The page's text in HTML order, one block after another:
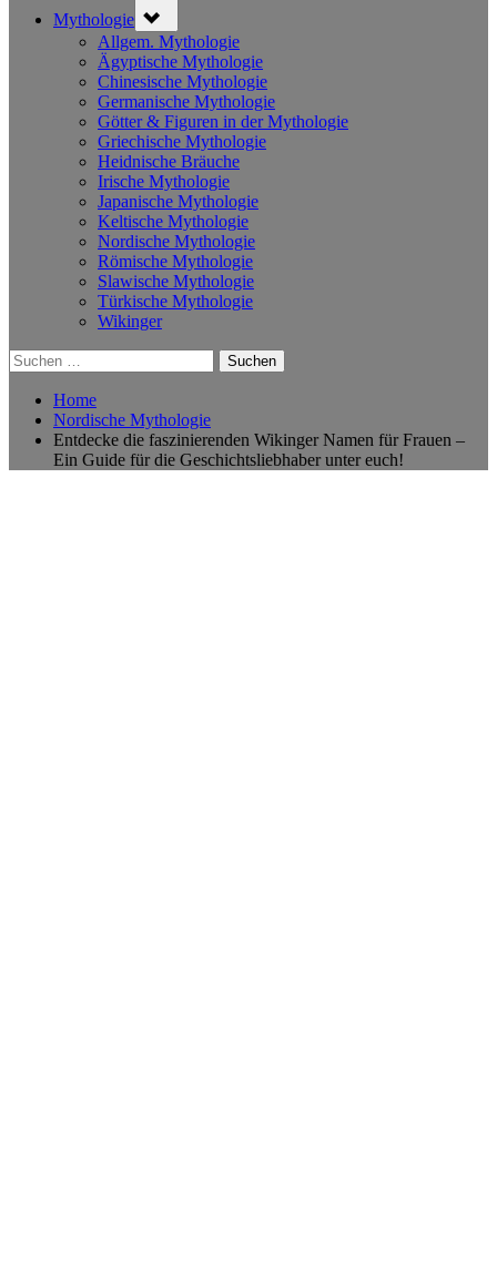
Mythologie sub-
menu
Allgem. Mythologie
Ägyptische Mythologie
Chinesische Mythologie
Germanische Mythologie
Götter & Figuren in der Mythologie
Griechische Mythologie
Heidnische Bräuche
Irische Mythologie
Japanische Mythologie
Keltische Mythologie
Nordische Mythologie
Römische Mythologie
Slawische Mythologie
Türkische Mythologie
Wikinger
Suchen
nach:
Home
Nordische Mythologie
Entdecke die faszinierenden Wikinger Namen für Frauen –
Ein Guide für die Geschichtsliebhaber unter euch!